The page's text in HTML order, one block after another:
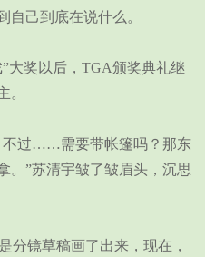
自己到底在说什么。
奖以后，TGA颁奖典礼继
。
过……需要带帐篷吗？那东
。”苏清宇皱了皱眉头，沉思
镜草稿画了出来，现在，